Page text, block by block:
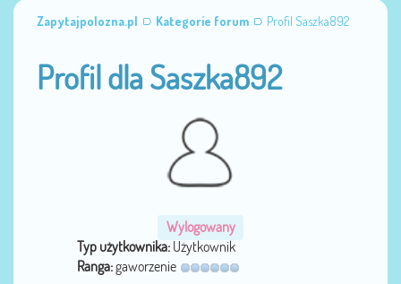
Zapytajpolozna.pl Kategorie forum Profil Saszka892
Profil dla Saszka892
Wylogowany
Typ użytkownika: Użytkownik
Ranga:gaworzenie